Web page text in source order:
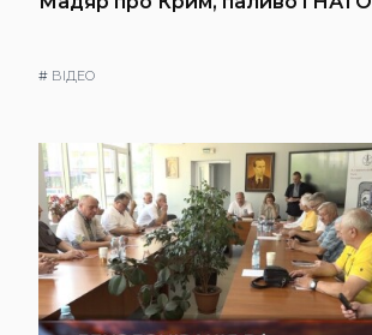
# ВІДЕО